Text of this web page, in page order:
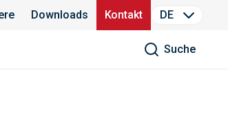
Downloads Kontakt DE
Suche